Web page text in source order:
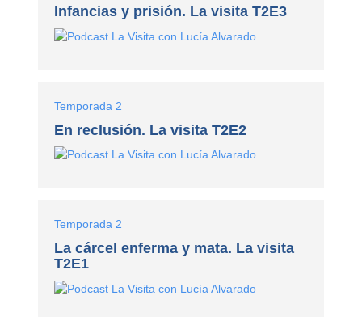
Infancias y prisión. La visita T2E3
Temporada 2
En reclusión. La visita T2E2
Temporada 2
La cárcel enferma y mata. La visita
T2E1